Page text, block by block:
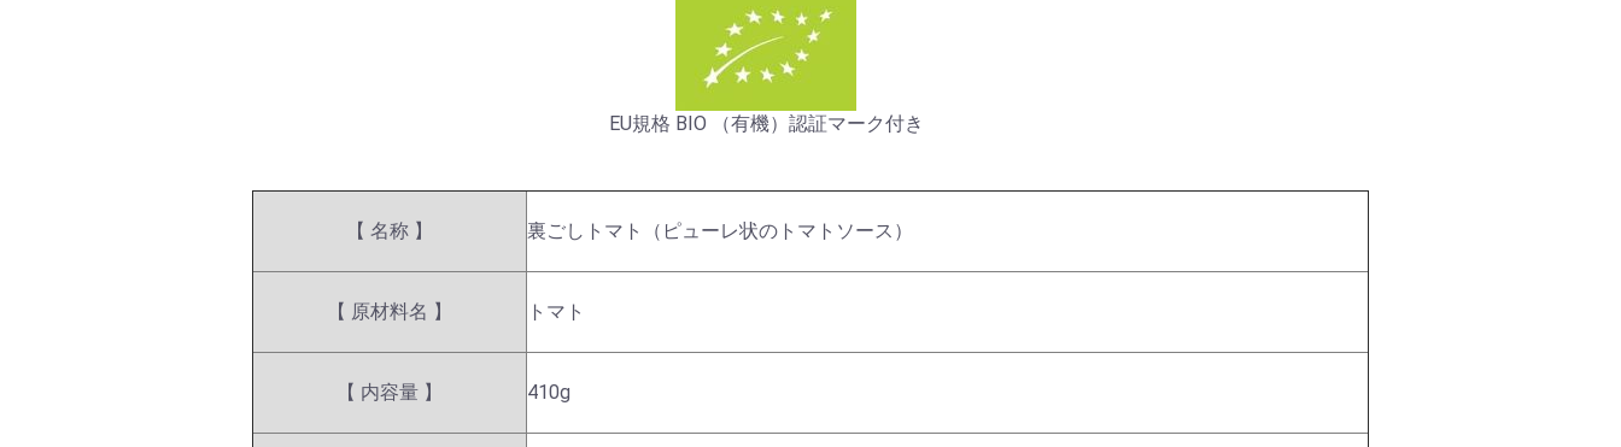
EU規格 BIO （有機）認証マーク付き
【 名称 】 裏ごしトマト（ピューレ状のトマトソース）
【 原材料名 】 トマト
【 内容量 】 410g